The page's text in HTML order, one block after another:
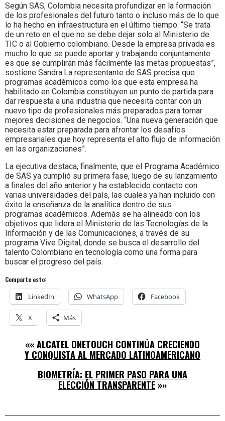
Según SAS, Colombia necesita profundizar en la formación
de los profesionales del futuro tanto o incluso más de lo que
lo ha hecho en infraestructura en el último tiempo. “Se trata
de un reto en el que no se debe dejar solo al Ministerio de
TIC o al Gobierno colombiano. Desde la empresa privada es
mucho lo que se puede aportar y trabajando conjuntamente
es que se cumplirán más fácilmente las metas propuestas”,
sostiene Sandra.La representante de SAS precisa que
programas académicos como los que esta empresa ha
habilitado en Colombia constituyen un punto de partida para
dar respuesta a una industria que necesita contar con un
nuevo tipo de profesionales más preparados para tomar
mejores decisiones de negocios. “Una nueva generación que
necesita estar preparada para afrontar los desafíos
empresariales que hoy representa el alto flujo de información
en las organizaciones”.
La ejecutiva destaca, finalmente, que el Programa Académico
de SAS ya cumplió su primera fase, luego de su lanzamiento
a finales del año anterior y ha establecido contacto con
varias universidades del país, las cuales ya han incluido con
éxito la enseñanza de la analítica dentro de sus
programas académicos. Además se ha alineado con los
objetivos que lidera el Ministerio de las Tecnologías de la
Información y de las Comunicaciones, a través de su
programa Vive Digital, donde se busca el desarrollo del
talento Colombiano en tecnología como una forma para
buscar el progreso del país.
Comparte esto:
LinkedIn WhatsApp Facebook
X Más
««ALCATEL ONETOUCH CONTINÚA CRECIENDO
Y CONQUISTA AL MERCADO LATINOAMERICANO
BIOMETRÍA: EL PRIMER PASO PARA UNA
ELECCIÓN TRANSPARENTE »»